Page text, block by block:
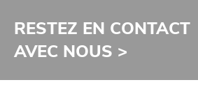
RESTEZ EN CONTACT
AVEC NOUS >